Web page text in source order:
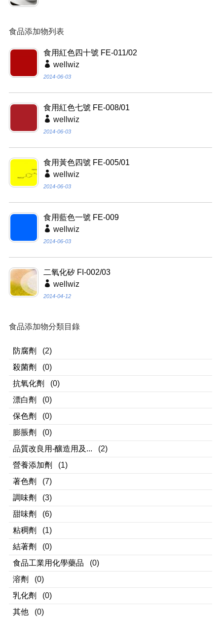
食品添加物列表
食用紅色四十號 FE-011/02
wellwiz
2014-06-03
食用紅色七號 FE-008/01
wellwiz
2014-06-03
食用黃色四號 FE-005/01
wellwiz
2014-06-03
食用藍色一號 FE-009
wellwiz
2014-06-03
二氧化矽 FI-002/03
wellwiz
2014-04-12
食品添加物分類目錄
防腐劑
(2)
殺菌劑
(0)
抗氧化劑
(0)
漂白劑
(0)
保色劑
(0)
膨脹劑
(0)
品質改良用-釀造用及...
(2)
營養添加劑
(1)
著色劑
(7)
調味劑
(3)
甜味劑
(6)
粘稠劑
(1)
結著劑
(0)
食品工業用化學藥品
(0)
溶劑
(0)
乳化劑
(0)
其他
(0)